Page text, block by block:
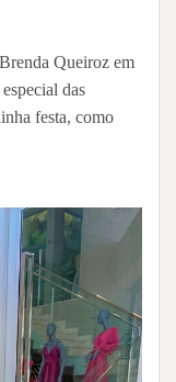
Queiroz em
das
festa, como